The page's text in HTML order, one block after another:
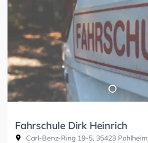
Fahrschule Dirk Heinrich
Carl-Benz-Ring 19-5, 35423 Pohlheim